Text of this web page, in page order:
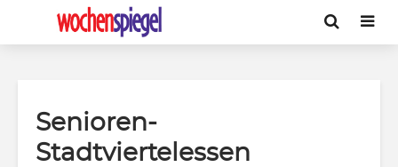
Senioren-
Stadtviertelessen